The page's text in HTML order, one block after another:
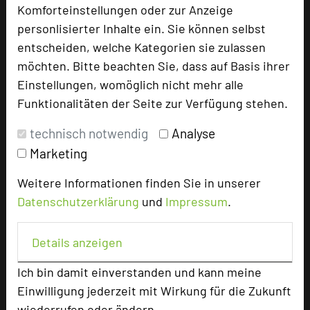
Komforteinstellungen oder zur Anzeige
personlisierter Inhalte ein. Sie können selbst
entscheiden, welche Kategorien sie zulassen
möchten. Bitte beachten Sie, dass auf Basis ihrer
Einstellungen, womöglich nicht mehr alle
Funktionalitäten der Seite zur Verfügung stehen.
technisch notwendig
Analyse
Marketing
Weitere Informationen finden Sie in unserer
Datenschutzerklärung und Impressum.
Details anzeigen
Ich bin damit einverstanden und kann meine
Einwilligung jederzeit mit Wirkung für die Zukunft
Hotel bewerten
Hoteldaten
U-Form
Parlamentarisch
Reihenbestuhlung
180
Tagungsräume
Zimmer
Doppelzimmer
27
Einzelzimmer